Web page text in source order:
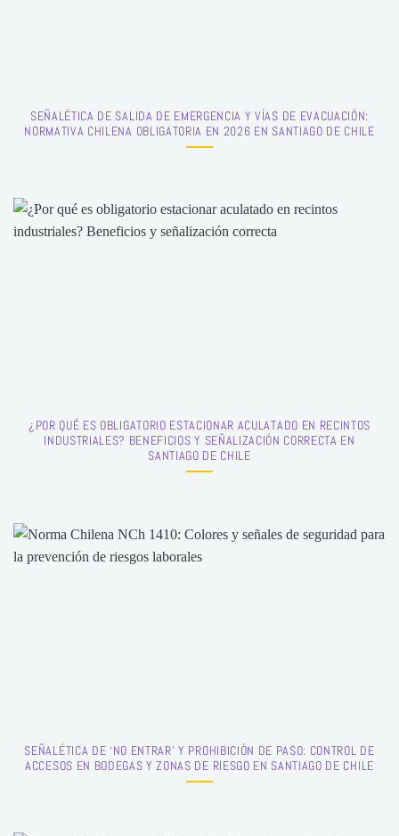
SEÑALÉTICA DE SALIDA DE EMERGENCIA Y VÍAS DE EVACUACIÓN:
NORMATIVA CHILENA OBLIGATORIA EN 2026 EN SANTIAGO DE CHILE
¿POR QUÉ ES OBLIGATORIO ESTACIONAR ACULATADO EN RECINTOS
INDUSTRIALES? BENEFICIOS Y SEÑALIZACIÓN CORRECTA EN
SANTIAGO DE CHILE
SEÑALÉTICA DE ‘NO ENTRAR’ Y PROHIBICIÓN DE PASO: CONTROL DE
ACCESOS EN BODEGAS Y ZONAS DE RIESGO EN SANTIAGO DE CHILE